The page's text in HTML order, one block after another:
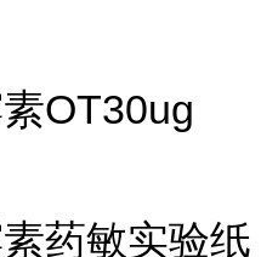
OT30ug
药敏实验纸